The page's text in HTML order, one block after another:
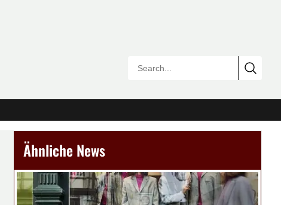
Ähnliche News